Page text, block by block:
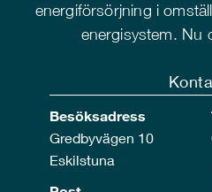
energiförsörjning i
energisystem. Nu
Besöksadress
Gredbyvägen 10
Eskilstuna